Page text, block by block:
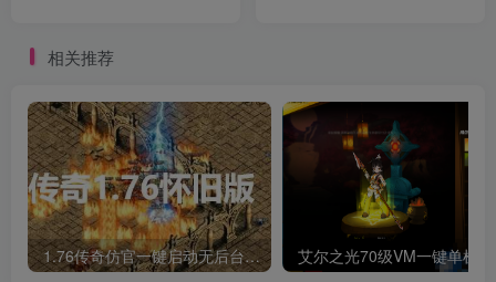
相关推荐
1.76传奇仿官一键启动无后台和辅助究极肝传奇